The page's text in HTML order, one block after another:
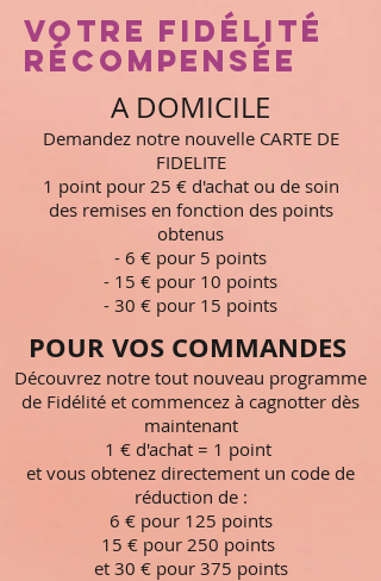
VOTRE FIDélité
récompensée
A DOMICILE
Demandez notre nouvelle CARTE DE
FIDELITE
1 point pour 25 € d'achat ou de soin
des remises en fonction des points
obtenus
- 6 € pour 5 points
- 15 € pour 10 points
- 30 € pour 15 points
POUR VOS COMMANDES
Découvrez notre tout nouveau programme
de Fidélité et commencez à cagnotter dès
maintenant
1 € d'achat = 1 point
et vous obtenez directement un code de
réduction de :
6 € pour 125 points
15 € pour 250 points
et 30 € pour 375 points